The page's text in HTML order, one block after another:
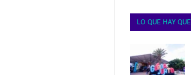
LO QUE HAY QUE